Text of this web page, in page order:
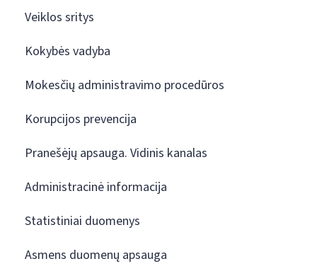
Veiklos sritys
Kokybės vadyba
Mokesčių administravimo procedūros
Korupcijos prevencija
Pranešėjų apsauga. Vidinis kanalas
Administracinė informacija
Statistiniai duomenys
Asmens duomenų apsauga